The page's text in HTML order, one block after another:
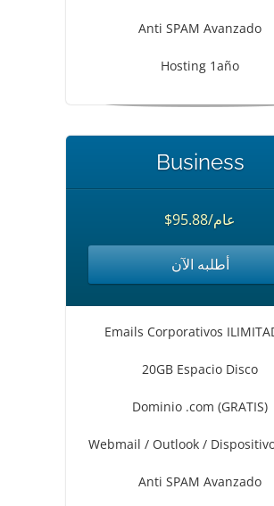
Anti SPAM Avanzado
Hosting 1año
Business
$95.88/عام
أطلبه الآن
Emails Corporativos
20GB Espacio Disco
Dominio .com (GRATIS)
Webmail / Outlook /
Anti SPAM Avanzado